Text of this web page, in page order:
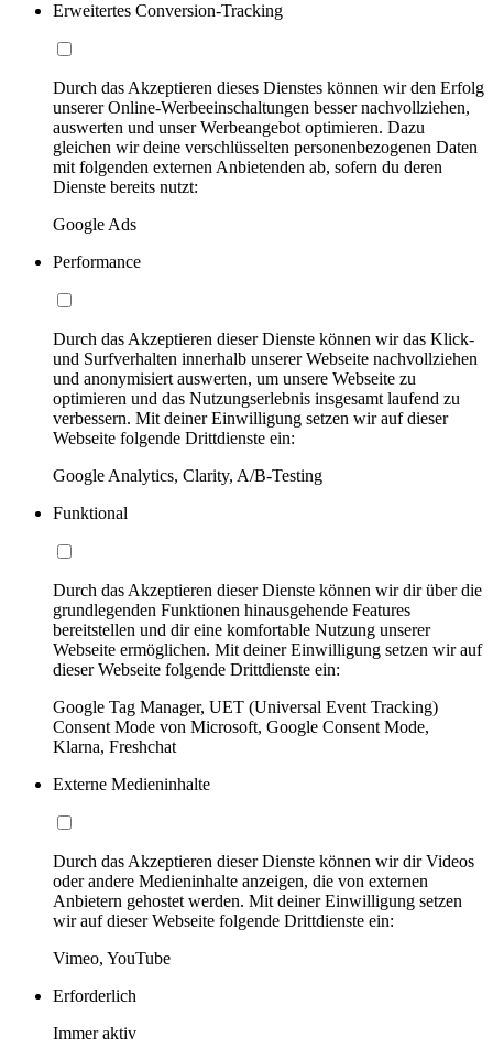
Erweitertes Conversion-Tracking
Durch das Akzeptieren dieses Dienstes können wir den Erfolg
unserer Online-Werbeeinschaltungen besser nachvollziehen,
auswerten und unser Werbeangebot optimieren. Dazu
gleichen wir deine verschlüsselten personenbezogenen Daten
mit folgenden externen Anbietenden ab, sofern du deren
Dienste bereits nutzt:
Google Ads
Performance
Durch das Akzeptieren dieser Dienste können wir das Klick-
und Surfverhalten innerhalb unserer Webseite nachvollziehen
und anonymisiert auswerten, um unsere Webseite zu
optimieren und das Nutzungserlebnis insgesamt laufend zu
verbessern. Mit deiner Einwilligung setzen wir auf dieser
Webseite folgende Drittdienste ein:
Google Analytics, Clarity, A/B-Testing
Funktional
Durch das Akzeptieren dieser Dienste können wir dir über die
grundlegenden Funktionen hinausgehende Features
bereitstellen und dir eine komfortable Nutzung unserer
Webseite ermöglichen. Mit deiner Einwilligung setzen wir auf
dieser Webseite folgende Drittdienste ein:
Google Tag Manager, UET (Universal Event Tracking)
Consent Mode von Microsoft, Google Consent Mode,
Klarna, Freshchat
Externe Medieninhalte
Durch das Akzeptieren dieser Dienste können wir dir Videos
oder andere Medieninhalte anzeigen, die von externen
Anbietern gehostet werden. Mit deiner Einwilligung setzen
wir auf dieser Webseite folgende Drittdienste ein:
Vimeo, YouTube
Erforderlich
Immer aktiv